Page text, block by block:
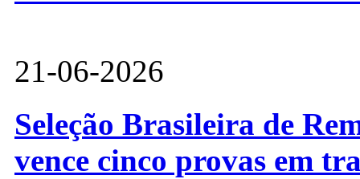
21-06-2026
Seleção Brasileira de
vence cinco provas em